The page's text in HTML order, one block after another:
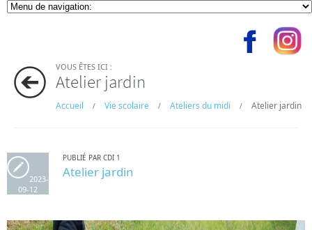
VOUS ÊTES ICI :
Atelier jardin
Accueil / Vie scolaire / Ateliers du midi / Atelier jardin
2023-
09-12
PUBLIÉ PAR CDI 1
Atelier jardin